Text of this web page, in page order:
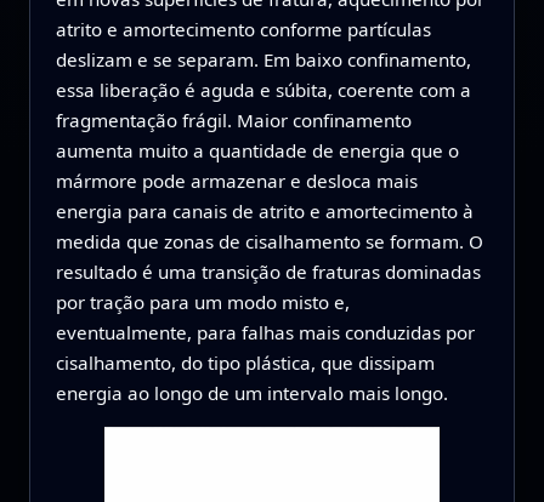
atrito e amortecimento conforme partículas
deslizam e se separam. Em baixo confinamento,
essa liberação é aguda e súbita, coerente com a
fragmentação frágil. Maior confinamento
aumenta muito a quantidade de energia que o
mármore pode armazenar e desloca mais
energia para canais de atrito e amortecimento à
medida que zonas de cisalhamento se formam. O
resultado é uma transição de fraturas dominadas
por tração para um modo misto e,
eventualmente, para falhas mais conduzidas por
cisalhamento, do tipo plástica, que dissipam
energia ao longo de um intervalo mais longo.